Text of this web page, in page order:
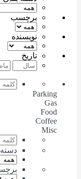
برچسب
نویسنده
تاریخ
Parking
Coffee
دسته بندی
برچسب